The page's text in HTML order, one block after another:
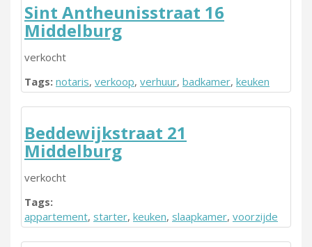
Sint Antheunisstraat 16
Middelburg
verkocht
Tags: notaris, verkoop, verhuur, badkamer, keuken
Beddewijkstraat 21
Middelburg
verkocht
Tags:
appartement, starter, keuken, slaapkamer, voorzijde